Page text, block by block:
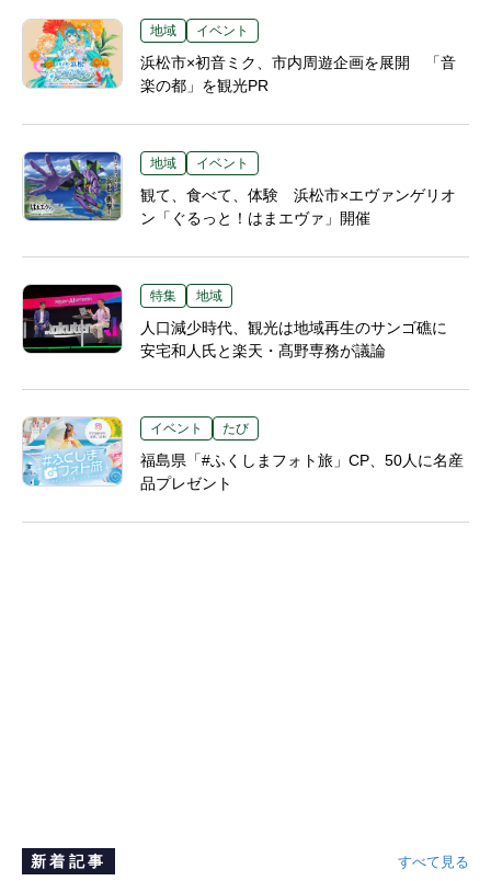
地域 イベント
浜松市×初音ミク、市内周遊企画を展開 「音
楽の都」を観光PR
地域 イベント
観て、食べて、体験 浜松市×エヴァンゲリオ
ン「ぐるっと！はまエヴァ」開催
特集 地域
人口減少時代、観光は地域再生のサンゴ礁に
安宅和人氏と楽天・髙野専務が議論
イベント たび
福島県「#ふくしまフォト旅」CP、50人に名産
品プレゼント
新着記事 すべて見る